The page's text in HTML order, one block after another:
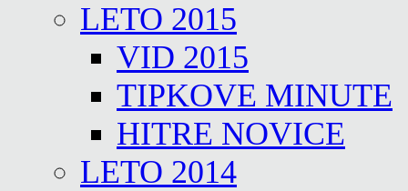
LETO 2015
VID 2015
TIPKOVE MINUTE
HITRE NOVICE
LETO 2014